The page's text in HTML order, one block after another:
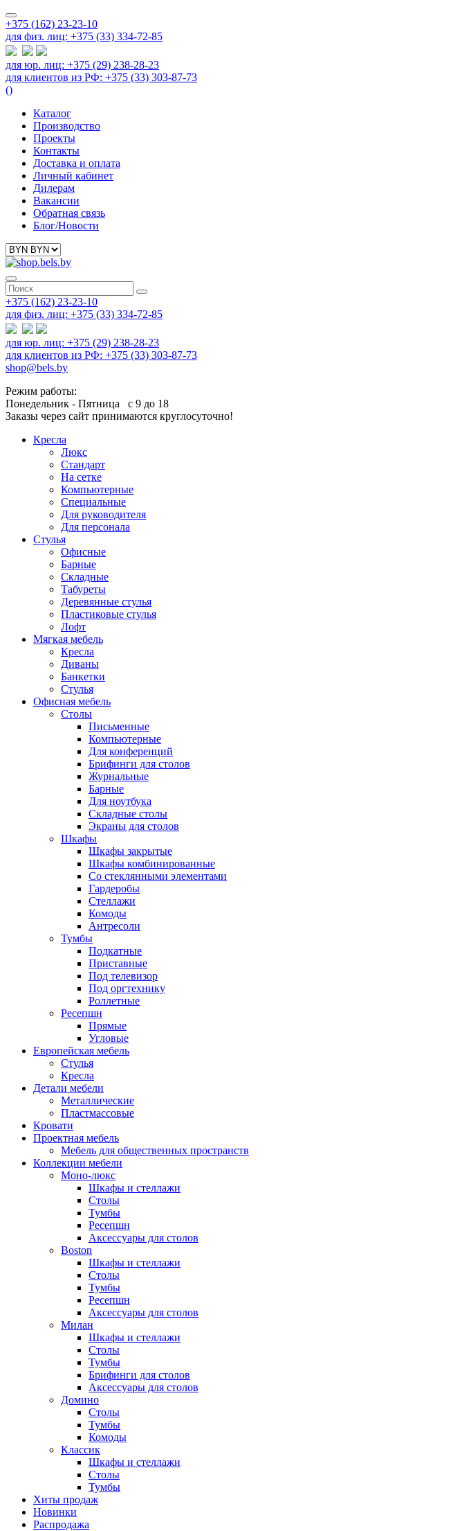
+375 (162) 23-23-10
для физ. лиц: +375 (33) 334-72-85
для юр. лиц: +375 (29) 238-28-23
для клиентов из РФ: +375 (33) 303-87-73
()
Каталог
Производство
Проекты
Контакты
Доставка и оплата
Личный кабинет
Дилерам
Вакансии
Обратная связь
Блог/Новости
+375 (162) 23-23-10
для физ. лиц: +375 (33) 334-72-85
для юр. лиц: +375 (29) 238-28-23
для клиентов из РФ: +375 (33) 303-87-73
shop@bels.by
Режим работы:
Понедельник - Пятница с 9 до 18
Заказы через сайт принимаются круглосуточно!
Кресла
Люкс
Стандарт
На сетке
Компьютерные
Специальные
Для руководителя
Для персонала
Стулья
Офисные
Барные
Складные
Табуреты
Деревянные стулья
Пластиковые стулья
Лофт
Мягкая мебель
Кресла
Диваны
Банкетки
Стулья
Офисная мебель
Столы
Письменные
Компьютерные
Для конференций
Брифинги для столов
Журнальные
Барные
Для ноутбука
Складные столы
Экраны для столов
Шкафы
Шкафы закрытые
Шкафы комбинированные
Со стеклянными элементами
Гардеробы
Стеллажи
Комоды
Антресоли
Тумбы
Подкатные
Приставные
Под телевизор
Под оргтехнику
Роллетные
Ресепшн
Прямые
Угловые
Европейская мебель
Стулья
Кресла
Детали мебели
Металлические
Пластмассовые
Кровати
Проектная мебель
Мебель для общественных пространств
Коллекции мебели
Моно-люкс
Шкафы и стеллажи
Столы
Тумбы
Ресепшн
Аксессуары для столов
Boston
Шкафы и стеллажи
Столы
Тумбы
Ресепшн
Аксессуары для столов
Милан
Шкафы и стеллажи
Столы
Тумбы
Брифинги для столов
Аксессуары для столов
Домино
Столы
Тумбы
Комоды
Классик
Шкафы и стеллажи
Столы
Тумбы
Хиты продаж
Новинки
Распродажа